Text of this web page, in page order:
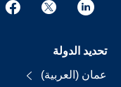
تحديد الدولة
عمان (العربية)